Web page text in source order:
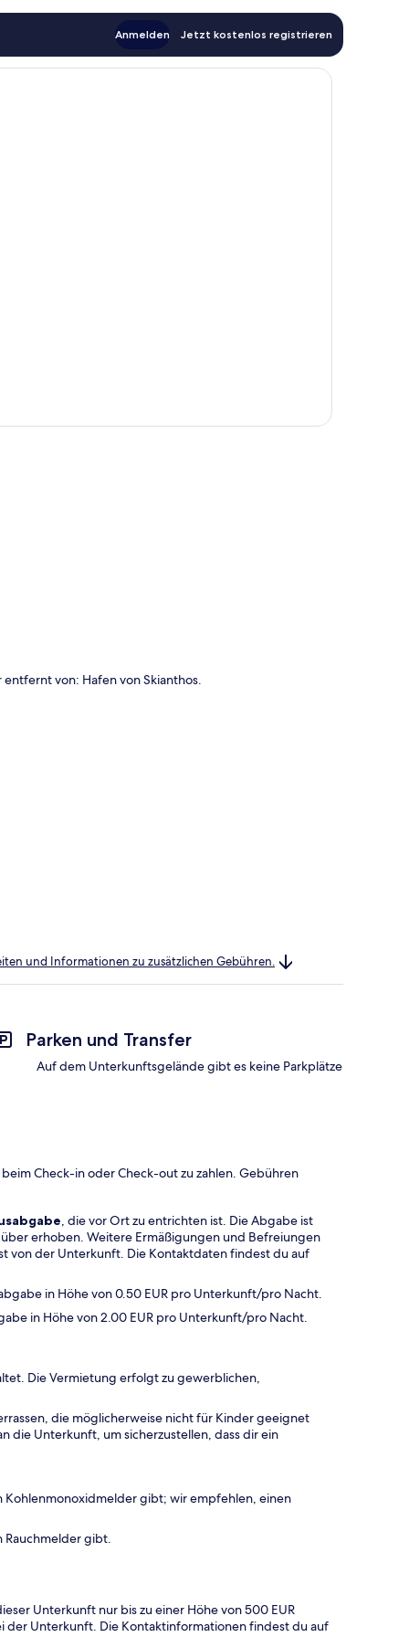
Anmelden Jetzt kostenlos registrieren
von: Hafen von Skianthos.
und Informationen zu zusätzlichen Gebühren.
Parken und Transfer
Auf dem Unterkunftsgelände gibt es keine Parkplätze
Check-in oder Check-out zu zahlen. Gebühren
, die vor Ort zu entrichten ist. Die Abgabe ist
erhoben. Weitere Ermäßigungen und Befreiungen
von der Unterkunft. Die Kontaktdaten findest du auf
in Höhe von 0.50 EUR pro Unterkunft/pro Nacht.
in Höhe von 2.00 EUR pro Unterkunft/pro Nacht.
Die Vermietung erfolgt zu gewerblichen,
die möglicherweise nicht für Kinder geeignet
die Unterkunft, um sicherzustellen, dass dir ein
gibt; wir empfehlen, einen
Rauchmelder gibt.
Unterkunft nur bis zu einer Höhe von 500 EUR
Unterkunft. Die Kontaktinformationen findest du auf